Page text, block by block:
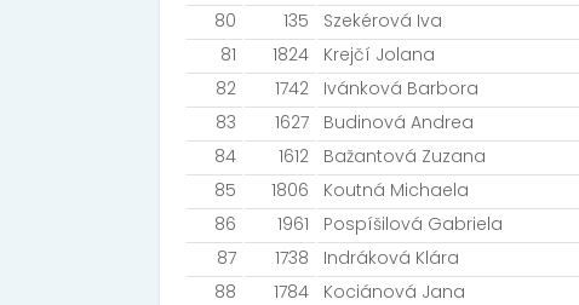
80
135 Szekérová Iva
81
1824 Krejčí Jolana
82
1742 Ivánková Barbora
83
1627 Budinová Andrea
84
1612 Bažantová Zuzana
85
1806 Koutná Michaela
86
1961 Pospíšilová Gabriela
87
1738 Indráková Klára
88
1784 Kociánová Jana